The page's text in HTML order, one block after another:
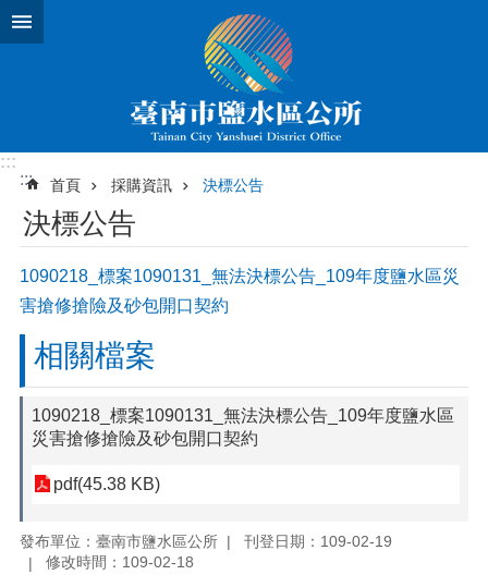
跳到主要內容區塊
:::
:::
首頁 採購資訊 決標公告
決標公告
1090218_標案1090131_無法決標公告_109年度鹽水區災
害搶修搶險及砂包開口契約
相關檔案
1090218_標案1090131_無法決標公告_109年度鹽水區
災害搶修搶險及砂包開口契約
pdf(45.38 KB)
發布單位：臺南市鹽水區公所
刊登日期：109-02-19
修改時間：109-02-18